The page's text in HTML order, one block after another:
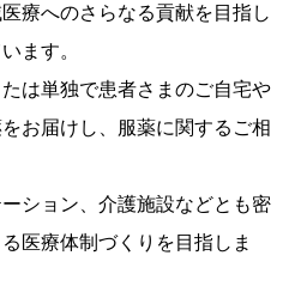
療へのさらなる貢献を目指し
ます。
は単独で患者さまのご自宅や
お届けし、服薬に関するご相
ション、介護施設などとも密
医療体制づくりを目指しま